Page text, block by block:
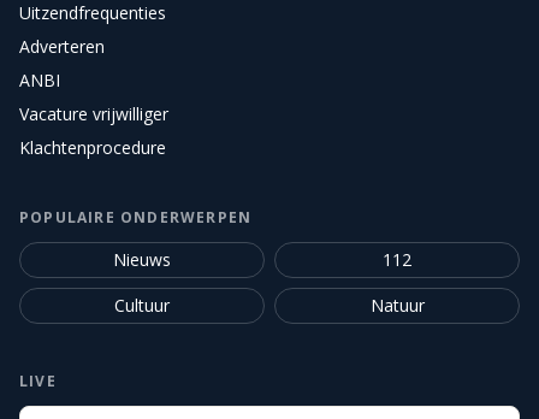
Uitzendfrequenties
Adverteren
ANBI
Vacature vrijwilliger
Klachtenprocedure
POPULAIRE ONDERWERPEN
Nieuws
112
Cultuur
Natuur
LIVE